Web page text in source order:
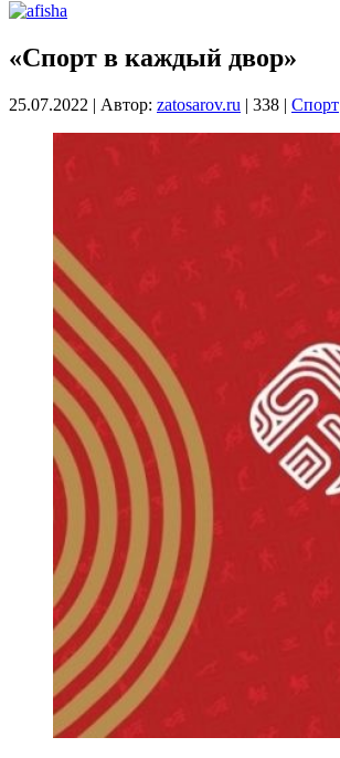
«Спорт в каждый двор»
25.07.2022 | Автор: zatosarov.ru | 338 | Спорт